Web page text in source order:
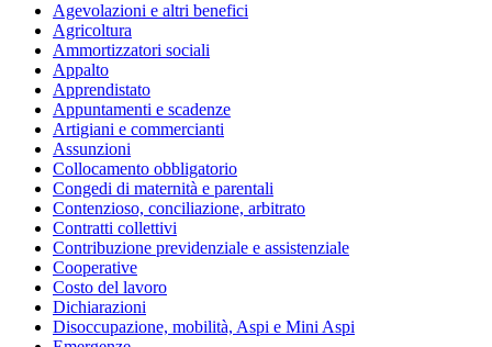
Agevolazioni e altri benefici
Agricoltura
Ammortizzatori sociali
Appalto
Apprendistato
Appuntamenti e scadenze
Artigiani e commercianti
Assunzioni
Collocamento obbligatorio
Congedi di maternità e parentali
Contenzioso, conciliazione, arbitrato
Contratti collettivi
Contribuzione previdenziale e assistenziale
Cooperative
Costo del lavoro
Dichiarazioni
Disoccupazione, mobilità, Aspi e Mini Aspi